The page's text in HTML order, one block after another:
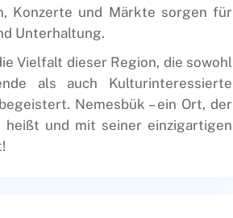
Konzerte und Märkte sorgen für
Unterhaltung.
Vielfalt dieser Region, die sowohl
als auch Kulturinteressierte
Nemesbük – ein Ort, der
heißt und mit seiner einzigartigen